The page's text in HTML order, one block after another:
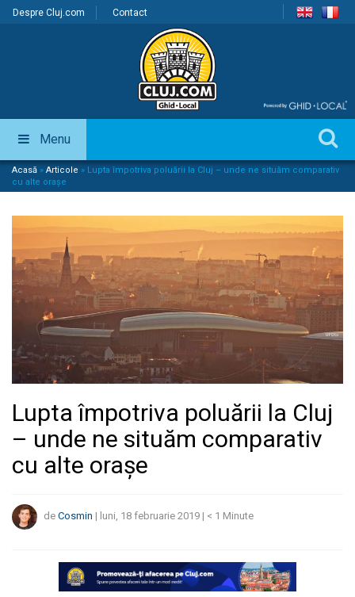
Despre Cluj.com Contact
Menu
Acasă » Articole » Lupta împotriva poluării la Cluj – unde ne situăm comparativ
cu alte orașe
Lupta împotriva poluării la Cluj
– unde ne situăm comparativ
cu alte orașe
de Cosmin | luni, 18 februarie 2019 | < 1 Minute